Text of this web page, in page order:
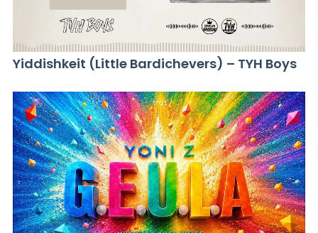
Yiddishkeit (Little Bardichevers) – TYH Boys